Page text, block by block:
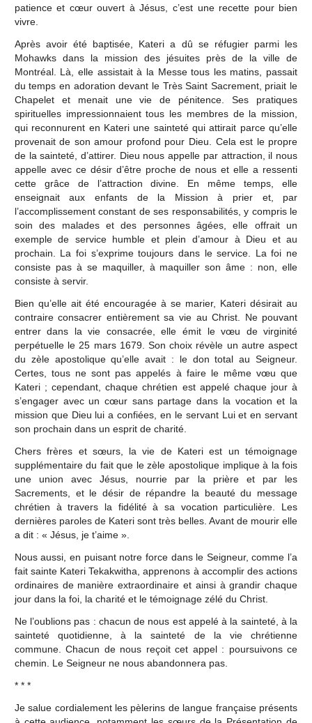
patience et cœur ouvert à Jésus, c’est une recette pour bien
vivre.
Après avoir été baptisée, Kateri a dû se réfugier parmi les
Mohawks dans la mission des jésuites près de la ville de
Montréal. Là, elle assistait à la Messe tous les matins, passait
du temps en adoration devant le Très Saint Sacrement, priait le
Chapelet et menait une vie de pénitence. Ses pratiques
spirituelles impressionnaient tous les membres de la mission,
qui reconnurent en Kateri une sainteté qui attirait parce qu’elle
provenait de son amour profond pour Dieu. Cela est le propre
de la sainteté, d’attirer. Dieu nous appelle par attraction, il nous
appelle avec ce désir d’être proche de nous et elle a ressenti
cette grâce de l’attraction divine. En même temps, elle
enseignait aux enfants de la Mission à prier et, par
l’accomplissement constant de ses responsabilités, y compris le
soin des malades et des personnes âgées, elle offrait un
exemple de service humble et plein d’amour à Dieu et au
prochain. La foi s’exprime toujours dans le service. La foi ne
consiste pas à se maquiller, à maquiller son âme : non, elle
consiste à servir.
Bien qu’elle ait été encouragée à se marier, Kateri désirait au
contraire consacrer entièrement sa vie au Christ. Ne pouvant
entrer dans la vie consacrée, elle émit le vœu de virginité
perpétuelle le 25 mars 1679. Son choix révèle un autre aspect
du zèle apostolique qu’elle avait : le don total au Seigneur.
Certes, tous ne sont pas appelés à faire le même vœu que
Kateri ; cependant, chaque chrétien est appelé chaque jour à
s’engager avec un cœur sans partage dans la vocation et la
mission que Dieu lui a confiées, en le servant Lui et en servant
son prochain dans un esprit de charité.
Chers frères et sœurs, la vie de Kateri est un témoignage
supplémentaire du fait que le zèle apostolique implique à la fois
une union avec Jésus, nourrie par la prière et par les
Sacrements, et le désir de répandre la beauté du message
chrétien à travers la fidélité à sa vocation particulière. Les
dernières paroles de Kateri sont très belles. Avant de mourir elle
a dit : « Jésus, je t’aime ».
Nous aussi, en puisant notre force dans le Seigneur, comme l’a
fait sainte Kateri Tekakwitha, apprenons à accomplir des actions
ordinaires de manière extraordinaire et ainsi à grandir chaque
jour dans la foi, la charité et le témoignage zélé du Christ.
Ne l’oublions pas : chacun de nous est appelé à la sainteté, à la
sainteté quotidienne, à la sainteté de la vie chrétienne
commune. Chacun de nous reçoit cet appel : poursuivons ce
chemin. Le Seigneur ne nous abandonnera pas.
* * *
Je salue cordialement les pèlerins de langue française présents